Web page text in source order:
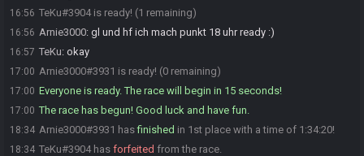
16:56 TeKu#3904 is ready! (1 remaining)
16:56 Arnie3000: gl und hf ich mach punkt 18 uhr ready :)
16:57 TeKu: okay
17:00 Arnie3000#3931 is ready! (0 remaining)
17:00 Everyone is ready. The race will begin in 15 seconds!
17:00 The race has begun! Good luck and have fun.
18:34 Arnie3000#3931 hasfinished in 1st place with a time of 1:34:20!
18:34 TeKu#3904 has forfeited from the race.